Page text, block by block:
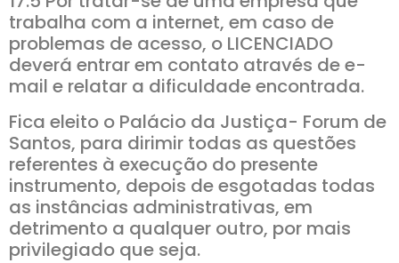
trabalha com a internet, em caso de
problemas de acesso, o LICENCIADO
deverá entrar em contato através de e-
mail e relatar a dificuldade encontrada.
Fica eleito o Palácio da Justiça- Forum de
Santos, para dirimir todas as questões
referentes à execução do presente
instrumento, depois de esgotadas todas
as instâncias administrativas, em
detrimento a qualquer outro, por mais
privilegiado que seja.